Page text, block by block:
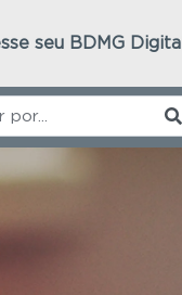
seu BDMG Digital